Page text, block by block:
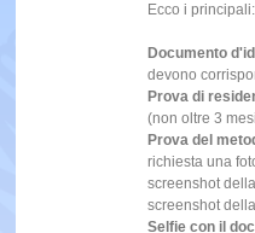
Ecco i principali:
Documento
devono
Prova di
(non oltre 3
Prova del
richiesta una
screenshot
screenshot
Selfie con il